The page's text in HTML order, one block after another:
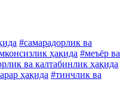
#самарадорлик ва
ҳақида #меъёр ва
ва калтабинлик ҳақида
ҳақида #тинчлик ва